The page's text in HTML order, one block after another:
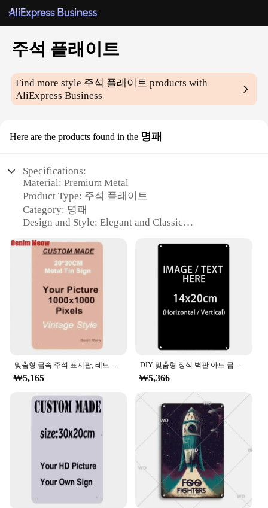
주석 플래이트
Find more style 주석 플래이트 products with
AliExpress Business
Here are the products found in the 명패
Specifications:
Material: Premium Metal
Product Type: 주석 플래이트
Category: 명패
Design and Style: Elegant and Classic
Shape and Size: Customizable to fit various needs
Performance and Property: Durable and Long-
lasting
Features:
**Elegant Craftsmanship and Versatility**
The 주석 플래이트 명패 is a testament to the fusion
of traditional craftsmanship and modern design.
Each piece is meticulously crafted from premium
elegant and classic design of these plaques makes
them suitable for a variety of settings, from personal
collections to prestigious institutions. The
customizable shape and size allow for a perfect fit,
whether it's for a small keepsake or a grand display.
**Ideal for Commemorative and Decorative
These 주석 플래이트 명패 are not just plaques;
they are a tribute to achievements and milestones.
They serve as perfect commemorative pieces for
academic, professional, or personal
맞춤형 금속 주석 표지판, 레트로 플라크, 다리미 벽 아트 포스터, 맞춤형 텍스트 플레이트, 거리 표지판, 20x30cm, 15x30cm, 30x30cm
₩5,165
DIY 맞춤형 장식 벽판 아트 금속 주석 사인 공예, 플라크 포스터, 직사각형 금속 보드 사인 장식, 20x30cm, 30x40cm
₩5,366